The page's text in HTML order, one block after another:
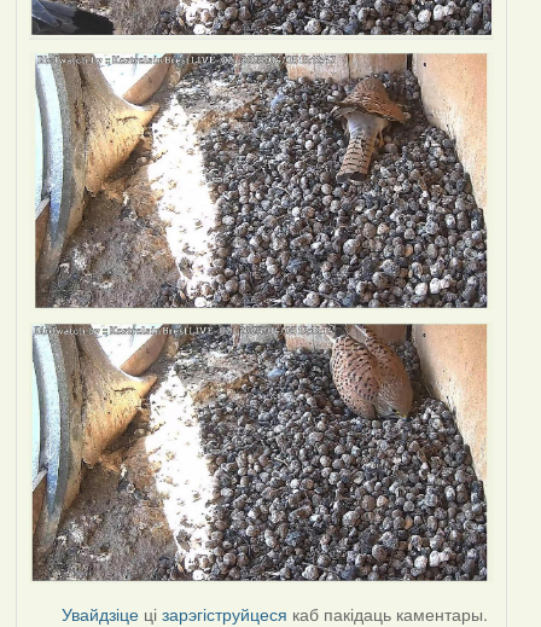
Увайдзіце цізарэгіструйцеся каб пакідаць каментары.